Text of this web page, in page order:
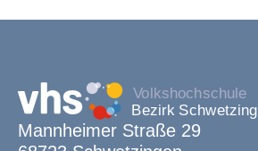
Mannheimer Straße 29